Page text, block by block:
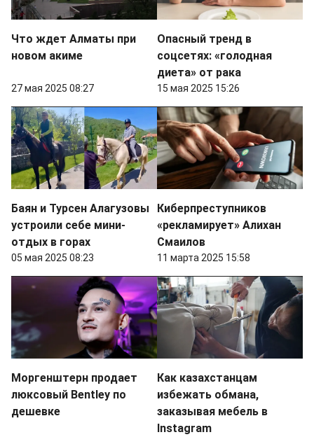
Что ждет Алматы при
новом акиме
27 мая 2025 08:27
Опасный тренд в
соцсетях: «голодная
диета» от рака
15 мая 2025 15:26
Баян и Турсен Алагузовы
устроили себе мини-
отдых в горах
05 мая 2025 08:23
Киберпреступников
«рекламирует» Алихан
Смаилов
11 марта 2025 15:58
Моргенштерн продает
люксовый Bentley по
дешевке
Как казахстанцам
избежать обмана,
заказывая мебель в
Instagram